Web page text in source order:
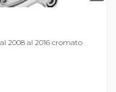
2008 al 2016 cromato